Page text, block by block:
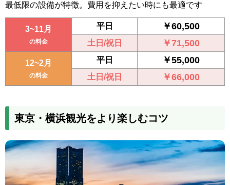
最低限の設備が特徴。費用を抑えたい時にも最適です
3~11月
の料金
平日 ￥60,500
土日/祝日 ￥71,500
12~2月
の料金
平日 ￥55,000
土日/祝日 ￥66,000
東京・横浜観光をより楽しむコツ